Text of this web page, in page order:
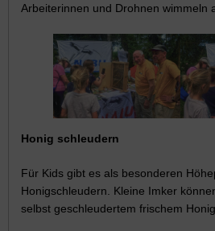
Arbeiterinnen und Drohnen wimmeln
Honig schleudern
Für Kids gibt es als besonderen
Honigschleudern. Kleine Imker
selbst geschleudertem frischem